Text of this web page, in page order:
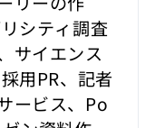
シティ調査
サイエンス
用PR、記者
ービス、Po